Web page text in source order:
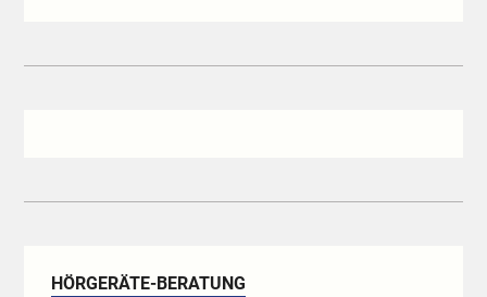
HÖRGERÄTE-BERATUNG